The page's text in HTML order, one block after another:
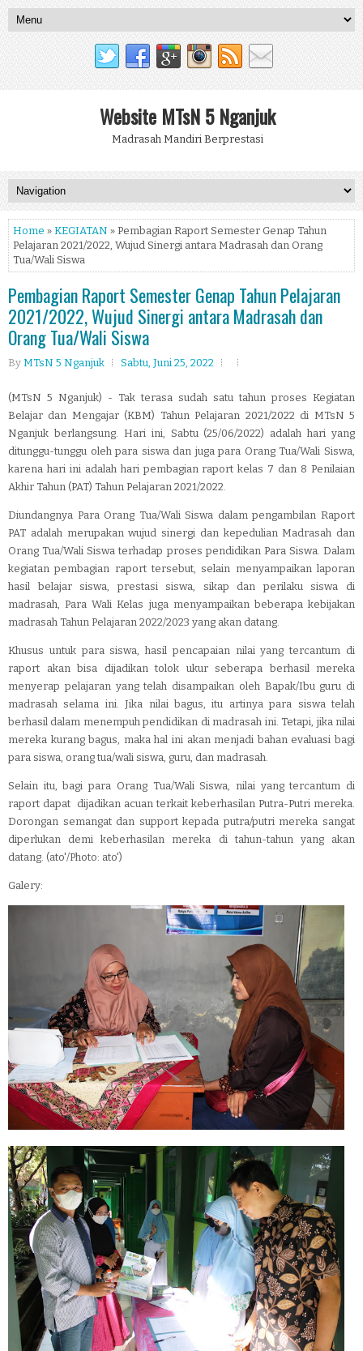
Website MTsN 5 Nganjuk
Madrasah Mandiri Berprestasi
Home » KEGIATAN » Pembagian Raport Semester Genap Tahun
Pelajaran 2021/2022, Wujud Sinergi antara Madrasah dan Orang
Tua/Wali Siswa
Pembagian Raport Semester Genap Tahun Pelajaran
2021/2022, Wujud Sinergi antara Madrasah dan
Orang Tua/Wali Siswa
By MTsN 5 Nganjuk Sabtu, Juni 25, 2022
(MTsN 5 Nganjuk) - Tak terasa sudah satu tahun proses Kegiatan
Belajar dan Mengajar (KBM) Tahun Pelajaran 2021/2022 di MTsN 5
Nganjuk berlangsung. Hari ini, Sabtu (25/06/2022) adalah hari yang
ditunggu-tunggu oleh para siswa dan juga para Orang Tua/Wali Siswa,
karena hari ini adalah hari pembagian raport kelas 7 dan 8 Penilaian
Akhir Tahun (PAT) Tahun Pelajaran 2021/2022.
Diundangnya Para Orang Tua/Wali Siswa dalam pengambilan Raport
PAT adalah merupakan wujud sinergi dan kepedulian Madrasah dan
Orang Tua/Wali Siswa terhadap proses pendidikan Para Siswa. Dalam
kegiatan pembagian raport tersebut, selain menyampaikan laporan
hasil belajar siswa, prestasi siswa, sikap dan perilaku siswa di
madrasah, Para Wali Kelas juga menyampaikan beberapa kebijakan
madrasah Tahun Pelajaran 2022/2023 yang akan datang.
Khusus untuk para siswa, hasil pencapaian nilai yang tercantum di
raport akan bisa dijadikan tolok ukur seberapa berhasil mereka
menyerap pelajaran yang telah disampaikan oleh Bapak/Ibu guru di
madrasah selama ini. Jika nilai bagus, itu artinya para siswa telah
berhasil dalam menempuh pendidikan di madrasah ini. Tetapi, jika nilai
mereka kurang bagus, maka hal ini akan menjadi bahan evaluasi bagi
para siswa, orang tua/wali siswa, guru, dan madrasah.
Selain itu, bagi para Orang Tua/Wali Siswa, nilai yang tercantum di
raport dapat dijadikan acuan terkait keberhasilan Putra-Putri mereka.
Dorongan semangat dan support kepada putra/putri mereka sangat
diperlukan demi keberhasilan mereka di tahun-tahun yang akan
datang. (ato'/Photo: ato')
Galery: